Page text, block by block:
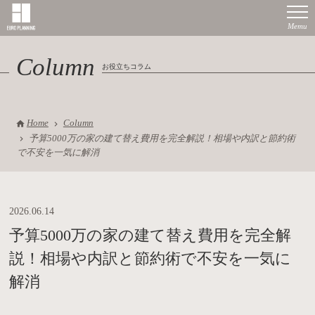
Column お役立ちコラム
Home
Column
予算5000万の家の建て替え費用を完全解説！相場や内訳と節約術
で不安を一気に解消
2026.06.14
予算5000万の家の建て替え費用を完全解
説！相場や内訳と節約術で不安を一気に
解消